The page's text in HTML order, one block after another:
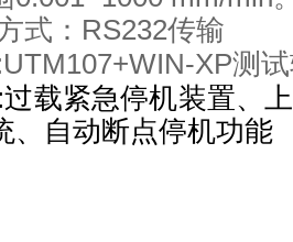
式： RS232传输
XP测
:过载紧急停机装置、
、自动断点停机功能